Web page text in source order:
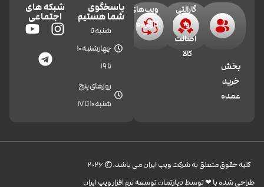
بخش
خرید
عمده
گارانتی
و
اصالت
کالا
ویپ‌های
کارکرده
پاسخگوی
شما هستیم
شنبه تا
چهارشنبه 10
تا 19
روزهای پنج
شنبه 10 تا 17
شبکه های
اجتماعی
کليه حقوق متعلق به شرکت ویپ ایران می باشد.© 2026
طراحی شده با ❤︎ توسط دپارتمان توسعه نرم افزار ویپ ایران